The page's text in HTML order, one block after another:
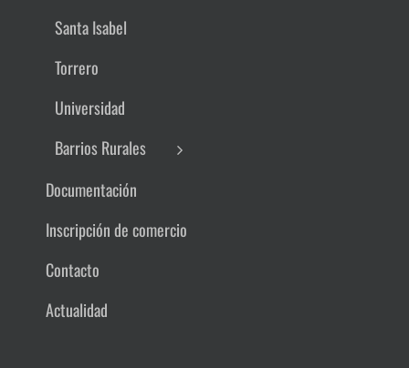
Santa Isabel
Torrero
Universidad
Barrios Rurales
Documentación
Inscripción de comercio
Contacto
Actualidad